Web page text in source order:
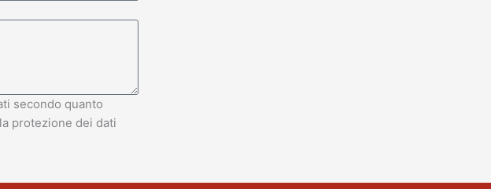
secondo quanto
protezione dei dati